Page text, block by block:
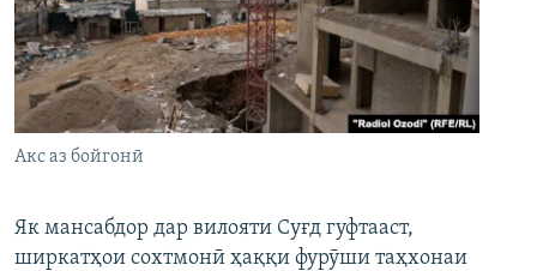
Акс аз бойгонӣ
Як мансабдор дар вилояти Суғд гуфтааст,
ширкатҳои сохтмонӣ ҳаққи фурӯши таҳхонаи